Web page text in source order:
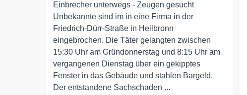
Einbrecher unterwegs - Zeugen gesucht
Unbekannte sind im in eine Firma in der
Friedrich-Dürr-Straße in Heilbronn
eingebrochen. Die Täter gelangten zwischen
15:30 Uhr am Gründonnerstag und 8:15 Uhr am
vergangenen Dienstag über ein gekipptes
Fenster in das Gebäude und stahlen Bargeld.
Der entstandene Sachschaden ...